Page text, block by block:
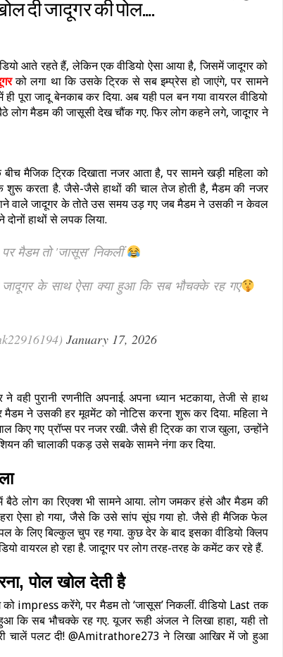
दी जादूगर की पोल….
आते रहते हैं, लेकिन एक वीडियो ऐसा आया है, जिसमें जादूगर को
को लगा था कि उसके ट्रिक से सब इम्प्रेस हो जाएंगे, पर सामने
जादू बेनकाब कर दिया. अब यही पल बन गया वायरल वीडियो
बैठे लोग मैडम की जासूसी देख चौंक गए. फिर लोग कहने लगे, जादूगर ने
बीच मैजिक ट्रिक दिखाता नजर आता है, पर सामने खड़ी महिला को
करता है. जैसे-जैसे हाथों की चाल तेज होती है, मैडम की नजर
वाले जादूगर के तोते उस समय उड़ गए जब मैडम ने उसकी न केवल
हाथों से लपक लिया.
पर मैडम तो 'जासूस' निकलीं
के साथ ऐसा क्या हुआ कि सब भौचक्के रह गए
January 17, 2026
ने वही पुरानी रणनीति अपनाई. अपना ध्यान भटकाया, तेजी से हाथ
मैडम ने उसकी हर मूवमेंट को नोटिस करना शुरू कर दिया. महिला ने
किए गए प्रॉप्स पर नजर रखी. जैसे ही ट्रिक का राज खुला, उन्होंने
की चालाकी पकड़ उसे सबके सामने नंगा कर दिया.
बैठे लोग का रिएक्श भी सामने आया. लोग जमकर हंसे और मैडम की
ऐसा हो गया, जैसे कि उसे सांप सूंघ गया हो. जैसे ही मैजिक फेल
लिए बिल्कुल चुप रह गया. कुछ देर के बाद इसका वीडियो क्लिप
वायरल हो रहा है. जादूगर पर लोग तरह-तरह के कमेंट कर रहे हैं.
पोल खोल देती है
impress करेंगे, पर मैडम तो ‘जासूस’ निकलीं. वीडियो Last तक
कि सब भौचक्के रह गए. यूजर रूही अंजल ने लिखा हाहा, यही तो
चालें पलट दी! @Amitrathore273 ने लिखा आखिर में जो हुआ